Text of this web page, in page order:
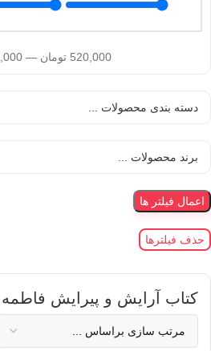
520,000 تومان —
اعمال فیلتر ها
حذف فیلترها
کتاب آرایش و پیرایش فاطمه